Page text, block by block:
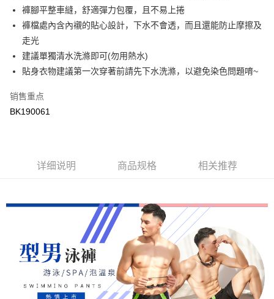
大哥付你分期
相关说明
【大哥付你分期使用说明】
1. 本服务由台湾大哥大提供，电信用户可立即使用无须另外申请。（限个人
月租型门号，不开放公司户及预付卡使用）
2. 付款方式选择 “大哥付你分期”，订单成立后会自动跳转到大哥付的交易流
3. 实际核准额度、可分期数及费用金额请依后续交易确认页面所载为准。
4. 订单成立30分钟内，如未前往确认交易或遇审核未通过，订单将自动取
1. 本服务系由 “台湾大哥大股份有限公司”所提供，让用户于交易时，得通过
本服务购买商品或服务，并由商店将买卖／分期付款买卖价金债权让与本公
司后，依约使用本公司账单缴交账款。
2. 基于同意付款使用 “大哥付你分期”之契约关系目的，商店将以您的个人资
料（包含姓名、电话或地址）提供予台湾大哥大进项收集、处理及利用，由
台湾大哥大与本人进行分期账单所需资料之确认、核对及更正。
3. 完整用户服务条款，请详阅以下链接：https://oppay.tw/userRule
AFTEE先享后付
相关说明
一、關於 AFTEE先享後付
窗。
3. 訂單確認後不需事先繳費，商品會配送至您的指定地址。
APP於四大便利商店‧ATM/網銀等方式進行付款。
繳費期限，為商家向您請款的時間，再加上使用AFTEE可延長的天數所計算
出。使用AFTEE下訂可以延長您收到商品前的繳費天數，但無法保證一定能
夠在期限內收到商品(例如:預購商品或預計到貨時間較長者)。因此無論收到
商品與否，仍需要請您在AFTEE規定的時間內完成繳費。
二、付款限制
1. 初次使用 AFTEE 時，將依認證結果及本公司審查結果，核予每個人不同
之上限額度
相关说明
「Hami Point」为中华电信所提供之积分服务，可于会员专区绑定中华电信
运送方式
每笔NT$80，满NT$499(含以上)免运费
每笔NT$80，满NT$499(含以上)免运费
萊爾富取貨付款
每笔NT$80，满NT$799(含以上)免运费
褲腳平整車縫，舒適彈力包覆，且不易上捲
褲檔處內含內襯的貼心設計，下水不會透，而且還能防止摩擦及
走光
建議單獨清水洗滌即可(勿用熱水)
貼身衣物建議第一次穿著前請先下水洗滌，以避免染色問題唷~
销售重点
BK190061
详细说明 商品规格 相关推荐